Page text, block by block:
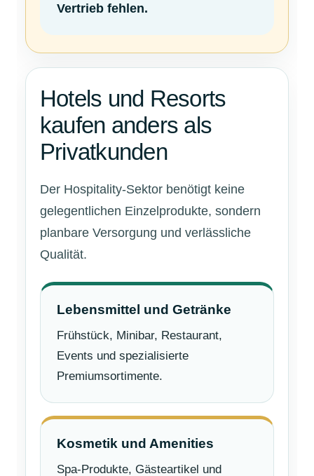
Vertrieb fehlen.
Hotels und Resorts
kaufen anders als
Privatkunden
Der Hospitality-Sektor benötigt keine
gelegentlichen Einzelprodukte, sondern
planbare Versorgung und verlässliche
Qualität.
Lebensmittel und Getränke
Frühstück, Minibar, Restaurant,
Events und spezialisierte
Premiumsortimente.
Kosmetik und Amenities
Spa-Produkte, Gästeartikel und